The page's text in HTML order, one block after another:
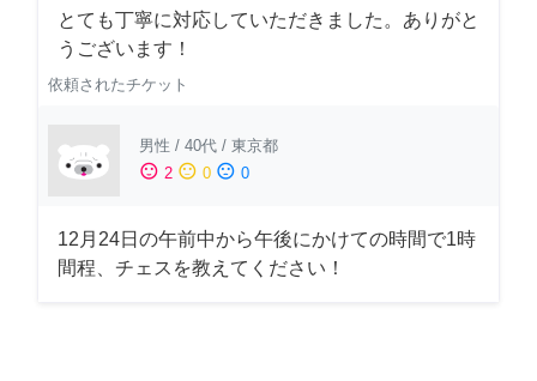
とても丁寧に対応していただきました。ありがと
うございます！
依頼されたチケット
男性 / 40代 / 東京都
sentiment_satisfied 2 sentiment_neutral 0 sentiment_dissatisfied 0
12月24日の午前中から午後にかけての時間で1時
間程、チェスを教えてください！